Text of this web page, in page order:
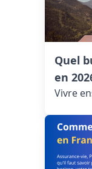
Quel
en
Vivre